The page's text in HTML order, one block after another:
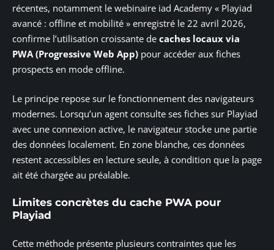
récentes, notamment le webinaire iad Academy « Playiad
avancé : offline et mobilité » enregistré le 22 avril 2026,
confirme l’utilisation croissante de caches locaux via
PWA (Progressive Web App) pour accéder aux fiches
prospects en mode offline.
Le principe repose sur le fonctionnement des navigateurs
modernes. Lorsqu’un agent consulte ses fiches sur Playiad
avec une connexion active, le navigateur stocke une partie
des données localement. En zone blanche, ces données
restent accessibles en lecture seule, à condition que la page
ait été chargée au préalable.
Limites concrètes du cache PWA pour
Playiad
Cette méthode présente plusieurs contraintes que les